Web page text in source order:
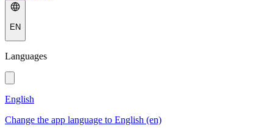
EN
Languages
English
Change the app language to English (en)